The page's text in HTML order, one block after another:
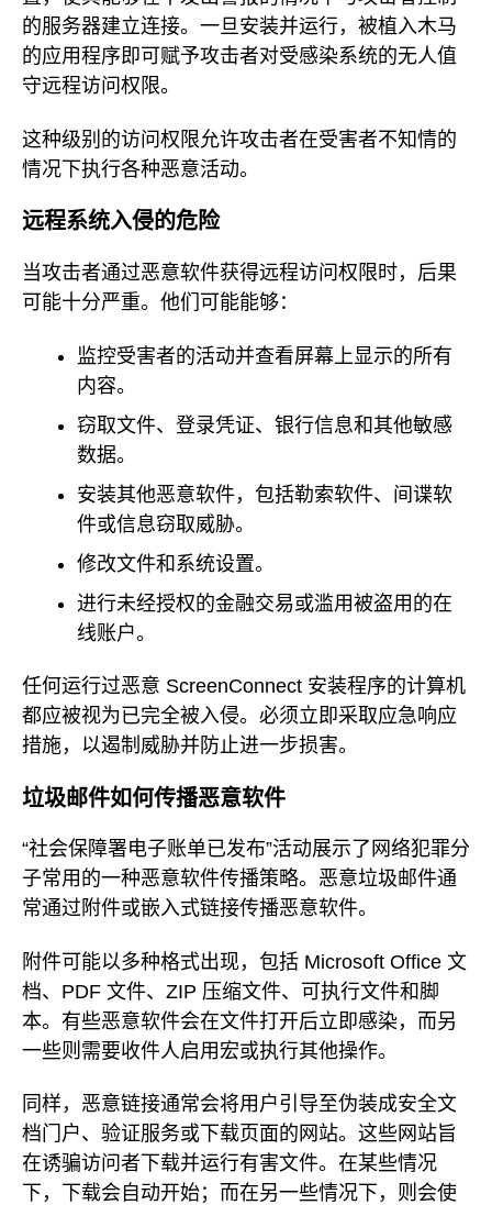
的服务器建立连接。一旦安装并运行，被植入木马
的应用程序即可赋予攻击者对受感染系统的无人值
守远程访问权限。
这种级别的访问权限允许攻击者在受害者不知情的
情况下执行各种恶意活动。
远程系统入侵的危险
当攻击者通过恶意软件获得远程访问权限时，后果
可能十分严重。他们可能能够：
监控受害者的活动并查看屏幕上显示的所有
内容。
窃取文件、登录凭证、银行信息和其他敏感
数据。
安装其他恶意软件，包括勒索软件、间谍软
件或信息窃取威胁。
修改文件和系统设置。
进行未经授权的金融交易或滥用被盗用的在
线账户。
任何运行过恶意 ScreenConnect 安装程序的计算机
都应被视为已完全被入侵。必须立即采取应急响应
措施，以遏制威胁并防止进一步损害。
垃圾邮件如何传播恶意软件
“社会保障署电子账单已发布”活动展示了网络犯罪分
子常用的一种恶意软件传播策略。恶意垃圾邮件通
常通过附件或嵌入式链接传播恶意软件。
附件可能以多种格式出现，包括 Microsoft Office 文
档、PDF 文件、ZIP 压缩文件、可执行文件和脚
本。有些恶意软件会在文件打开后立即感染，而另
一些则需要收件人启用宏或执行其他操作。
同样，恶意链接通常会将用户引导至伪装成安全文
档门户、验证服务或下载页面的网站。这些网站旨
在诱骗访问者下载并运行有害文件。在某些情况
下，下载会自动开始；而在另一些情况下，则会使